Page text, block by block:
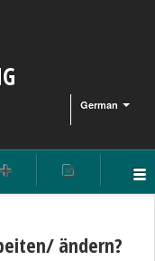
German
ändern?